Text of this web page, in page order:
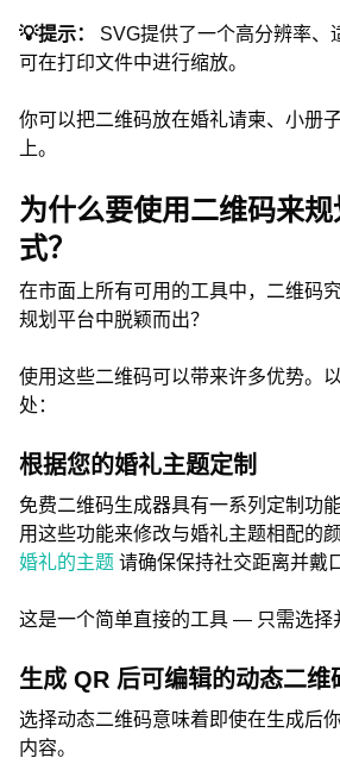
💡提示： SVG提供了一个高分辨率、
可在打印文件中进行缩放。
你可以把二维码放在婚礼请柬、小册
上。
为什么要使用二维码来
式？
在市面上所有可用的工具中，二维码
规划平台中脱颖而出？
使用这些二维码可以带来许多优势。
处：
根据您的婚礼主题定制
免费二维码生成器具有一系列定制功
用这些功能来修改与婚礼主题相配的
婚礼的主题 请确保保持社交距离并戴
这是一个简单直接的工具 — 只需选择
生成 QR 后可编辑的动态二维
选择动态二维码意味着即使在生成后
内容。